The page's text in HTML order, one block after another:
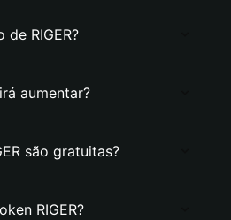
RIGER?
aumentar?
são gratuitas?
RIGER?